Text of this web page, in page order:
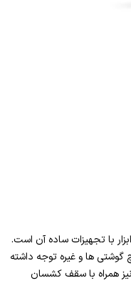
با تجهیزات ساده آن است.
گوشتی ها و غیره توجه داشته
همراه با سقف کشسان